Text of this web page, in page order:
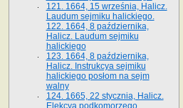
121. 1664, 15 września, Halicz.
Laudum sejmiku halickiego.
122. 1664, 8 października,
Halicz. Laudum sejmiku
halickiego
123. 1664, 8 października,
Halicz. Instrukcya sejmiku
halickiego posłom na sejm
walny
124. 1665, 22 stycznia, Halicz.
Elekcya podkomorzego